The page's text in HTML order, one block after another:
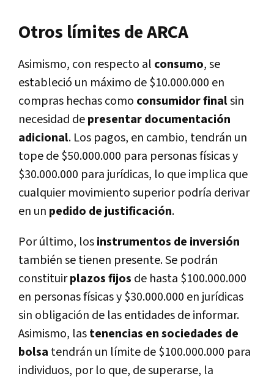
Otros límites de ARCA
Asimismo, con respecto al consumo, se
estableció un máximo de $10.000.000 en
compras hechas como consumidor finalsin
necesidad depresentar documentación
adicional. Los pagos, en cambio, tendrán un
tope de $50.000.000 para personas físicas y
$30.000.000 para jurídicas, lo que implica que
cualquier movimiento superior podría derivar
en un pedido de justificación.
Por último, losinstrumentos de inversión
también se tienen presente. Se podrán
constituirplazos fijos de hasta $100.000.000
en personas físicas y $30.000.000 en jurídicas
sin obligación de las entidades de informar.
Asimismo, lastenencias en sociedades de
bolsa tendrán un límite de $100.000.000 para
individuos, por lo que, de superarse, la